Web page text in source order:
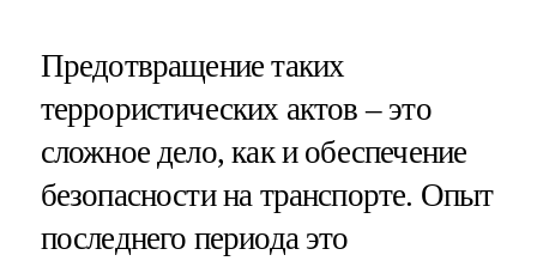
Предотвращение таких
террористических актов – это
сложное дело, как и обеспечение
безопасности на транспорте. Опыт
последнего периода это